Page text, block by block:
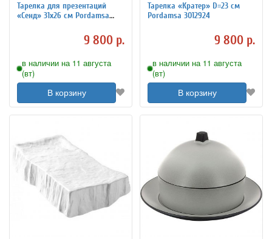
Тарелка для презентаций
«Сенд» 31х26 см Pordamsa
9 800 р.
в наличии на 11 августа
(вт)
В корзину
Тарелка «Кратер» D=23 см
Pordamsa 3012924
9 800 р.
в наличии на 11 августа
(вт)
В корзину